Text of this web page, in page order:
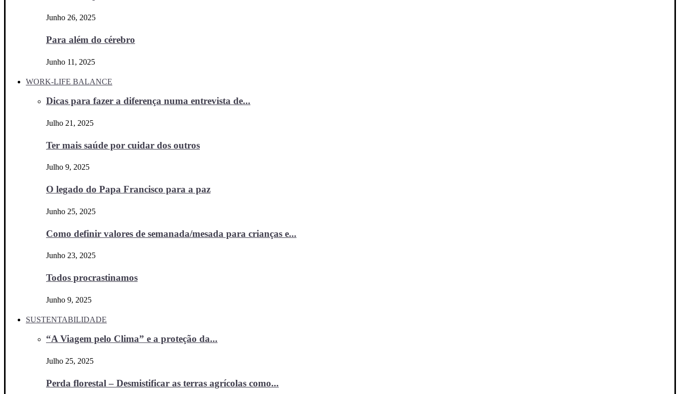
Junho 26, 2025
Para além do cérebro
Junho 11, 2025
WORK-LIFE BALANCE
Dicas para fazer a diferença numa entrevista de...
Julho 21, 2025
Ter mais saúde por cuidar dos outros
Julho 9, 2025
O legado do Papa Francisco para a paz
Junho 25, 2025
Como definir valores de semanada/mesada para crianças e...
Junho 23, 2025
Todos procrastinamos
Junho 9, 2025
SUSTENTABILIDADE
“A Viagem pelo Clima” e a proteção da...
Julho 25, 2025
Perda florestal – Desmistificar as terras agrícolas como...